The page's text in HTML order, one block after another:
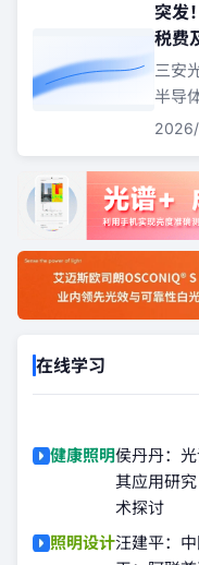
突发
税费
三安
半导
安”
需补
元。
在线学习
健康照明侯丹丹：
其应用研究
术探讨
照明设计汪建平：